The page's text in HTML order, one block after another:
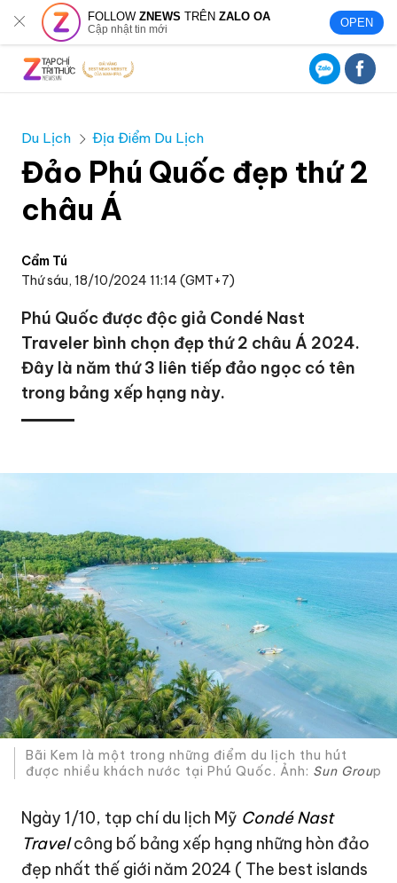
FOLLOWZNEWS TRÊNZALO OA
Cập nhật tin mới OPEN
Du Lịch Địa Điểm Du Lịch
Đảo Phú Quốc đẹp thứ 2
châu Á
Cẩm Tú
Thứ sáu, 18/10/2024 11:14 (GMT+7)
Phú Quốc được độc giả Condé Nast
Traveler bình chọn đẹp thứ 2 châu Á 2024.
Đây là năm thứ 3 liên tiếp đảo ngọc có tên
trong bảng xếp hạng này.
Bãi Kem là một trong những điểm du lịch thu hút
được nhiều khách nước tại Phú Quốc. Ảnh: Sun Group
Ngày 1/10, tạp chí du lịch Mỹ Condé Nast
Travelcông bố bảng xếp hạng những hòn đảo
đẹp nhất thế giới năm 2024 ( The best islands